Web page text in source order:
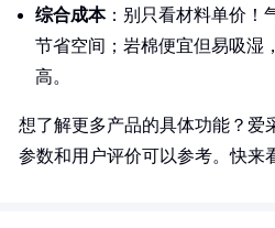
综合成本：别只看材料单价！
节省空间；岩棉便宜但易吸湿
高。
想了解更多产品的具体功能？爱
参数和用户评价可以参考。快来